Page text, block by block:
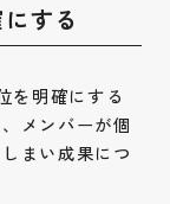
する
を明確にする
メンバーが個
まい成果につ